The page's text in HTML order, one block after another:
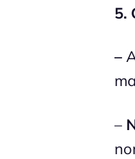
5.
–
–